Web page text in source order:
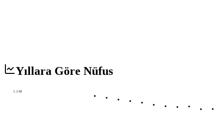
Yıllara Göre Nüfus
1.138